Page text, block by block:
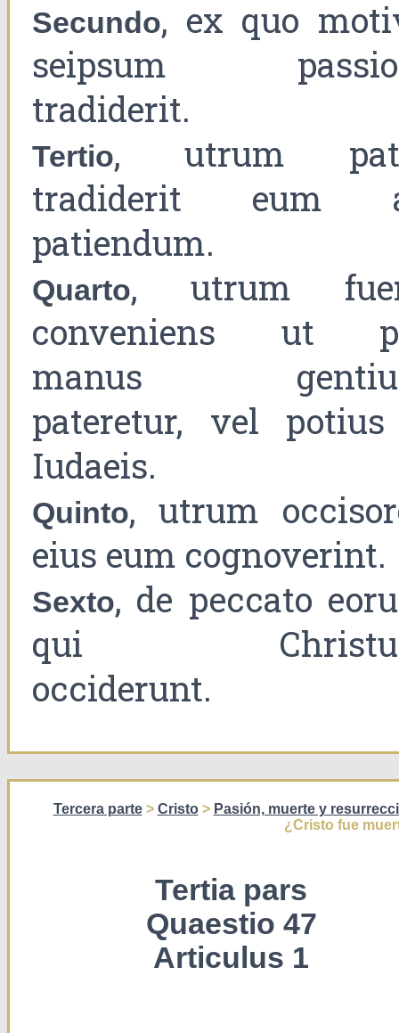
Secundo, ex quo
seipsum
tradiderit.
Tertio, utrum
tradiderit eum
patiendum.
Quarto, utrum
conveniens ut
manus
pateretur, vel
Iudaeis.
Quinto, utrum
eius eum cognoverint.
Sexto, de peccato
qui
occiderunt.
Tercera parte> Cristo> Pasión, muerte y
¿Cristo fue
Tertia pars
Quaestio 47
Articulus 1